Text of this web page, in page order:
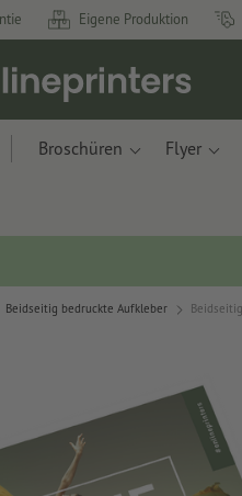
Eigene Produktion
Broschüren Flyer
Beidseitig bedruckte Aufkleber